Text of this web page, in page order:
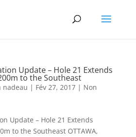
Update – Hole 21 Extends
to the Southeast
nadeau | Fév 27, 2017| Non
Update – Hole 21 Extends
to the Southeast OTTAWA,